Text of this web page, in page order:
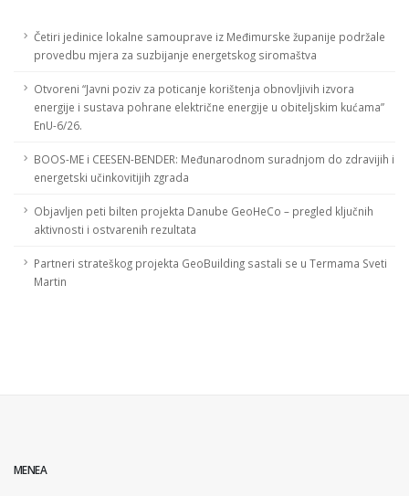
Četiri jedinice lokalne samouprave iz Međimurske županije podržale
provedbu mjera za suzbijanje energetskog siromaštva
Otvoreni “Javni poziv za poticanje korištenja obnovljivih izvora
energije i sustava pohrane električne energije u obiteljskim kućama”
EnU-6/26.
BOOS-ME i CEESEN-BENDER: Međunarodnom suradnjom do zdravijih i
energetski učinkovitijih zgrada
Objavljen peti bilten projekta Danube GeoHeCo – pregled ključnih
aktivnosti i ostvarenih rezultata
Partneri strateškog projekta GeoBuilding sastali se u Termama Sveti
Martin
MENEA